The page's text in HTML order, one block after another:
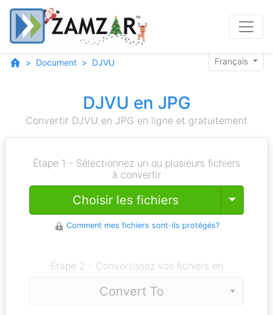
Document DJVU Français
DJVU en JPG
Convertir DJVU en JPG en ligne et gratuitement
Étape 1 - Sélectionnez un ou plusieurs fichiers
à convertir
Choisir les fichiers Toggle
Comment mes fichiers sont-ils protégés?
Étape 2 - Convertissez vos fichiers en